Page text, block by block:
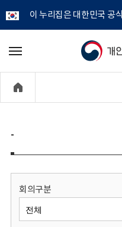
이 누리집은 대한민국 공
개
정
보
메
기
-
회의구분